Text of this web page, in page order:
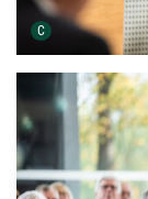
C Urheber der